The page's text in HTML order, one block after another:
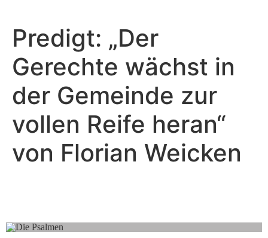
Predigt: „Der
Gerechte wächst in
der Gemeinde zur
vollen Reife heran“
von Florian Weicken
Audio-Player